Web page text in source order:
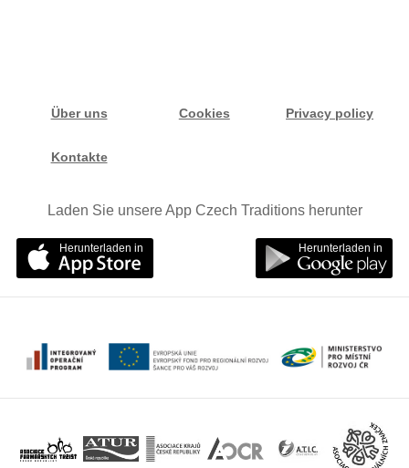
Über uns Cookies Privacy policy
Kontakte
Laden Sie unsere App Czech Traditions herunter
Herunterladen in Herunterladen in